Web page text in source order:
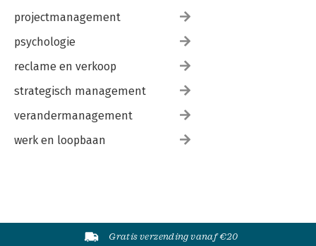
projectmanagement
psychologie
reclame en verkoop
strategisch management
verandermanagement
werk en loopbaan
Gratis verzending vanaf €20